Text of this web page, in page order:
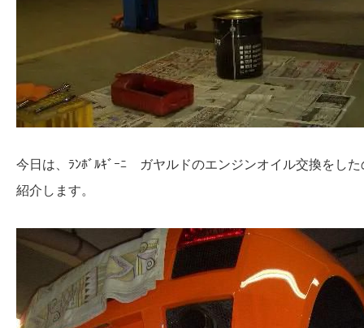
今日は、ﾗﾝﾎﾞﾙｷﾞｰﾆ ガヤルドのエンジンオイル交換をした
紹介します。